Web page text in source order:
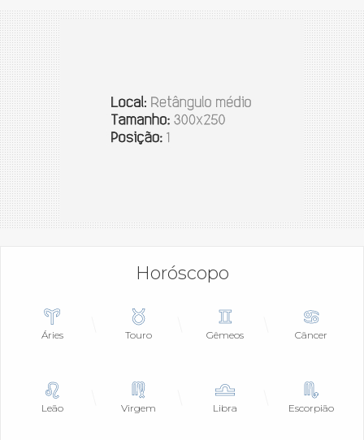
Horóscopo
Áries Touro Gêmeos Câncer
Leão Virgem Libra Escorpião